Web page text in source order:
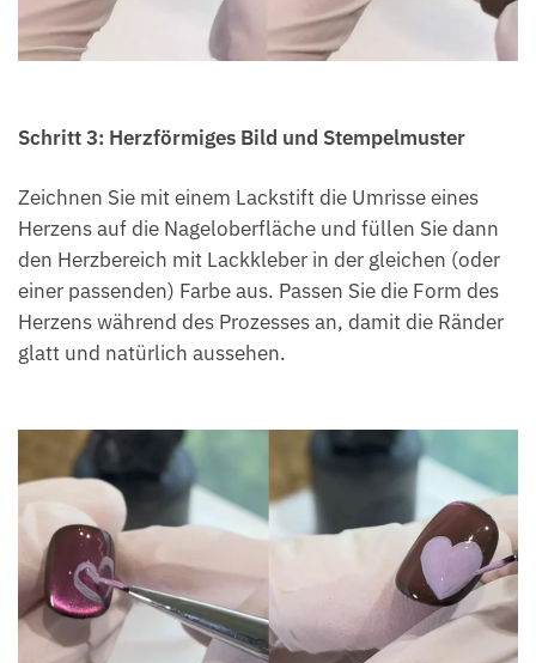
Schritt 3: Herzförmiges Bild und Stempelmuster
Zeichnen Sie mit einem Lackstift die Umrisse eines
Herzens auf die Nageloberfläche und füllen Sie dann
den Herzbereich mit Lackkleber in der gleichen (oder
einer passenden) Farbe aus. Passen Sie die Form des
Herzens während des Prozesses an, damit die Ränder
glatt und natürlich aussehen.